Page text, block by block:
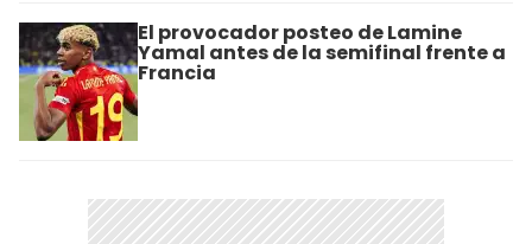
El provocador posteo de Lamine
Yamal antes de la semifinal frente a
Francia